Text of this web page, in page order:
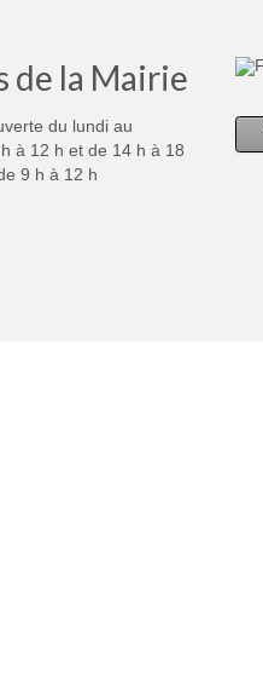
de la Mairie
du lundi au
à 12 h et de 14 h à 18
9 h à 12 h